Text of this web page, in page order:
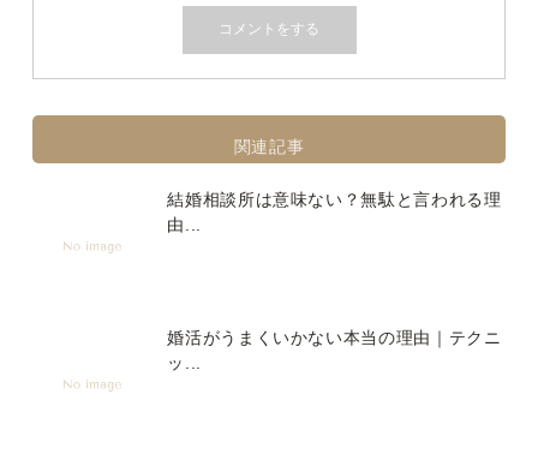
関連記事
結婚相談所は意味ない？無駄と言われる理
由...
婚活がうまくいかない本当の理由｜テクニ
ッ...